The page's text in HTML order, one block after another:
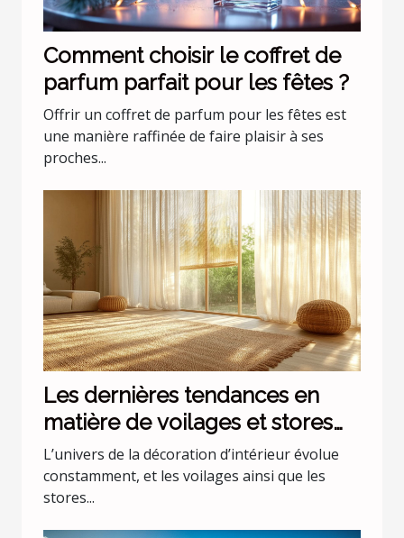
Comment choisir le coffret de
parfum parfait pour les fêtes ?
Offrir un coffret de parfum pour les fêtes est
une manière raffinée de faire plaisir à ses
proches...
Les dernières tendances en
matière de voilages et stores
pour intérieurs
L’univers de la décoration d’intérieur évolue
constamment, et les voilages ainsi que les
stores...